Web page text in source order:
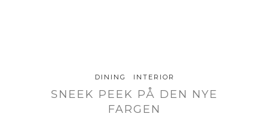
DINING INTERIOR
SNEEK PEEK PÅ DEN NYE
FARGEN